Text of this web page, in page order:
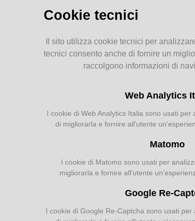
parmense: indice
MEMORIE
RITROVATE
Il 25 aprile delle tradizioni
Via della salute
PARMENSE
Agricoltura parmense:
Cookie tecnici
Il sito utilizza cookie tecnici per
tecnici consento anche di fornire un
raccolgono informazioni di
Web Analytics
I cookie di Web Analytics Italia sono usati
di migliorarla e fornire all'utente
Matomo
I cookie di Matomo sono usati per
migliorarla e fornire all'utente
Google Re-
I cookie di Google Re-Captcha sono usati